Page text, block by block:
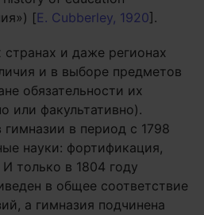
[Е. Cubberley, 1920].
странах и даже регионах
и в выборе предметов
обязательности их
или факультативно).
в период с 1798
науки: фортификация,
только в 1804 году
в общее соответствие
а гимназия подчинена